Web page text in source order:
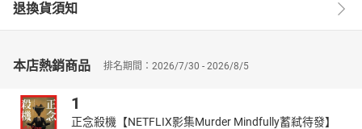
退換貨須知
本店熱銷商品 排名期間：2026/7/30 - 2026/8/5
1
正念殺機【NETFLIX影集Murder Mindfully蓄弒待發】